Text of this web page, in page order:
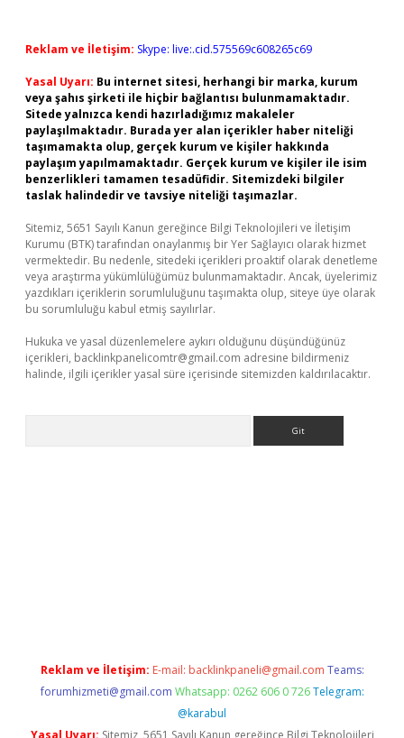
Reklam ve İletişim: Skype: live:.cid.575569c608265c69
Yasal Uyarı: Bu internet sitesi, herhangi bir marka, kurum
veya şahıs şirketi ile hiçbir bağlantısı bulunmamaktadır.
Sitede yalnızca kendi hazırladığımız makaleler
paylaşılmaktadır. Burada yer alan içerikler haber niteliği
taşımamakta olup, gerçek kurum ve kişiler hakkında
paylaşım yapılmamaktadır. Gerçek kurum ve kişiler ile isim
benzerlikleri tamamen tesadüfidir. Sitemizdeki bilgiler
taslak halindedir ve tavsiye niteliği taşımazlar.
Sitemiz, 5651 Sayılı Kanun gereğince Bilgi Teknolojileri ve İletişim
Kurumu (BTK) tarafından onaylanmış bir Yer Sağlayıcı olarak hizmet
vermektedir. Bu nedenle, sitedeki içerikleri proaktif olarak denetleme
veya araştırma yükümlülüğümüz bulunmamaktadır. Ancak, üyelerimiz
yazdıkları içeriklerin sorumluluğunu taşımakta olup, siteye üye olarak
bu sorumluluğu kabul etmiş sayılırlar.
Hukuka ve yasal düzenlemelere aykırı olduğunu düşündüğünüz
içerikleri, backlinkpanelicomtr@gmail.com adresine bildirmeniz
halinde, ilgili içerikler yasal süre içerisinde sitemizden kaldırılacaktır.
Reklam ve İletişim: E-mail: backlinkpaneli@gmail.com Teams:
forumhizmeti@gmail.com Whatsapp: 0262 606 0 726 Telegram:
@karabul
Yasal Uyarı: Sitemiz, 5651 Sayılı Kanun gereğince Bilgi Teknolojileri